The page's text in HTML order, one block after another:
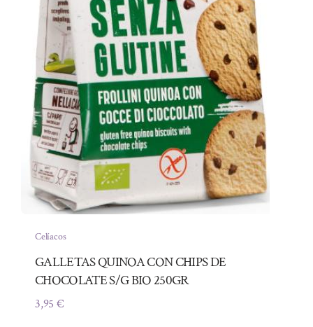
Celíacos
GALLETAS QUINOA CON CHIPS DE
CHOCOLATE S/G BIO 250GR
3,95€